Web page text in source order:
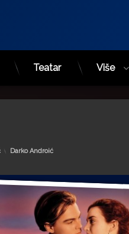
Teatar Više
Kategorije:
Darko Androić